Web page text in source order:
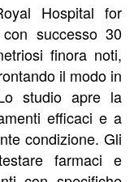
Hospital for
successo 30
finora noti,
il modo in
studio apre la
efficaci e a
condizione. Gli
farmaci e